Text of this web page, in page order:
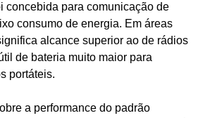
concebida para comunicação de
consumo de energia. Em áreas
alcance superior ao de rádios
de bateria muito maior para
portáteis.
a performance do padrão